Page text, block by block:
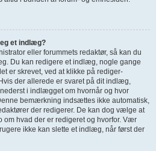
et indlæg?
eller forummets redaktør, så kan du
Du kan redigere et indlæg, nogle gange
er skrevet, ved at klikke på rediger-
der allerede er svaret på dit indlæg,
i indlægget om hvornår og hvor
bemærkning indsættes ikke automatisk,
der redigerer. De kan dog vælge at
hvad der er redigeret og hvorfor. Vær
ikke kan slette et indlæg, når først der